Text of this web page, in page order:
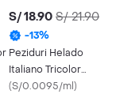
S/ 18.90 S/ 21.90
-13%
Peziduri Helado
Italiano Tricolor
Cremoso
(S/0.0095/ml)